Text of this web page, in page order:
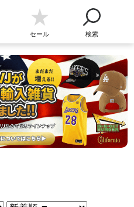
セール 検索